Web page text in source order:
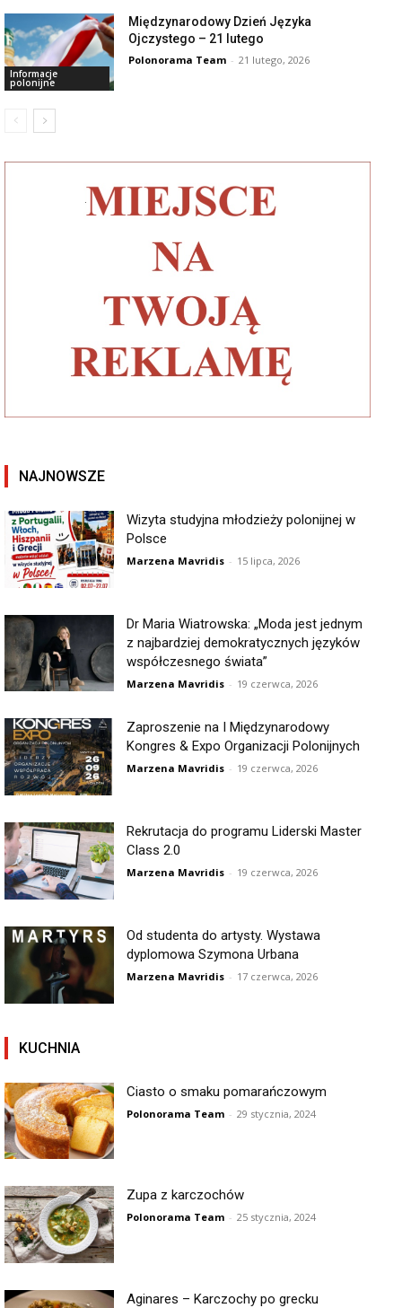
Informacje
polonijne
Międzynarodowy Dzień Języka
Ojczystego – 21 lutego
Polonorama Team - 21 lutego, 2026
NAJNOWSZE
Wizyta studyjna młodzieży polonijnej w
Polsce
Marzena Mavridis - 15 lipca, 2026
Dr Maria Wiatrowska: „Moda jest jednym
z najbardziej demokratycznych języków
współczesnego świata”
Marzena Mavridis - 19 czerwca, 2026
Zaproszenie na I Międzynarodowy
Kongres & Expo Organizacji Polonijnych
Marzena Mavridis - 19 czerwca, 2026
Rekrutacja do programu Liderski Master
Class 2.0
Marzena Mavridis - 19 czerwca, 2026
Od studenta do artysty. Wystawa
dyplomowa Szymona Urbana
Marzena Mavridis - 17 czerwca, 2026
KUCHNIA
Ciasto o smaku pomarańczowym
Polonorama Team - 29 stycznia, 2024
Zupa z karczochów
Polonorama Team - 25 stycznia, 2024
Aginares – Karczochy po grecku